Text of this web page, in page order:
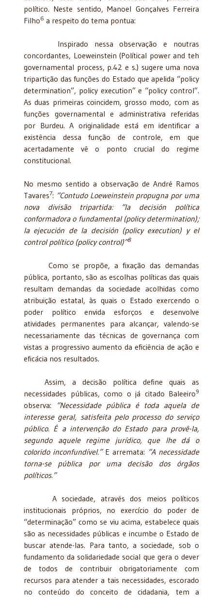
político. Neste sentido, Manoel Gonçalves Ferreira
Filho6 a respeito do tema pontua:
Inspirado nessa observação e noutras
concordantes, Loeweinstein (Polítical power and teh
governamental process, p.42 e s.) sugere uma nova
tripartição das funções do Estado que apelida “policy
determination”, policy execution” e “policy control”.
As duas primeiras coincidem, grosso modo, com as
funções governamental e administrativa referidas
por Burdeu. A originalidade está em identificar a
existência dessa função de controle, em que
acertadamente vê o ponto crucial do regime
constitucional.
No mesmo sentido a observação de André Ramos
Tavares7: “Contudo Loeweinstein propugna por uma
nova divisão tripartida: “la decisión política
conformadora o fundamental (policy determination);
la ejecución de la decisión (policy execution) y el
control político (policy control)”8
Como se propõe, a fixação das demandas
pública, portanto, são as escolhas políticas das quais
resultam demandas da sociedade acolhidas como
atribuição estatal, às quais o Estado exercendo o
poder político envida esforços e desenvolve
atividades permanentes para alcançar, valendo-se
necessariamente das técnicas de governança com
vistas a progressivo aumento da eficiência de ação e
eficácia nos resultados.
Assim, a decisão política define quais as
necessidades públicas, como o já citado Baleeiro9
observa:
“Necessidade pública é toda aquela de
interesse geral, satisfeita pelo processo do serviço
público. É a intervenção do Estado para provê-la,
segundo aquele regime jurídico, que lhe dá o
colorido inconfundível.”E arremata: “A necessidade
torna-se pública por uma decisão dos órgãos
políticos.”
A sociedade, através dos meios políticos
institucionais próprios, no exercício do poder de
“determinação” como se viu acima, estabelece quais
são as necessidades públicas e incumbe o Estado de
buscar atende-las. Para tanto, a sociedade, sob o
fundamento da solidariedade social que gera o dever
de todos de contribuir obrigatoriamente com
recursos para atender a tais necessidades, escorado
no conteúdo do conceito de cidadania, tem a